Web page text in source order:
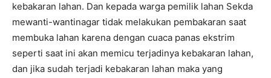
kebakaran lahan. Dan kepada warga pemilik lahan Sekda
mewanti-wantinagar tidak melakukan pembakaran saat
membuka lahan karena dengan cuaca panas ekstrim
seperti saat ini akan memicu terjadinya kebakaran lahan,
dan jika sudah terjadi kebakaran lahan maka yang